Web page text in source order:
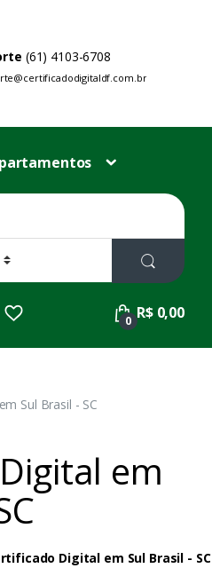
(61) 4103-6708
0 R$ 0,00
Sul Brasil - SC
em
Digital em Sul Brasil - SC